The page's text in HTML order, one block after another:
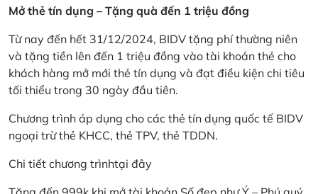
Mở thẻ tín dụng – Tặng quà đến 1 triệu đồng
Từ nay đến hết 31/12/2024, BIDV tặng phí thường niên
và tặng tiền lên đến 1 triệu đồng vào tài khoản thẻ cho
khách hàng mở mới thẻ tín dụng và đạt điều kiện chi tiêu
tối thiểu trong 30 ngày đầu tiên.
Chương trình áp dụng cho các thẻ tín dụng quốc tế BIDV
ngoại trừ thẻ KHCC, thẻ TPV, thẻ TDDN.
Chi tiết chương trìnhtại đây